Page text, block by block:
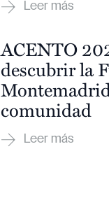
ACENTO
descubrir la
comunidad